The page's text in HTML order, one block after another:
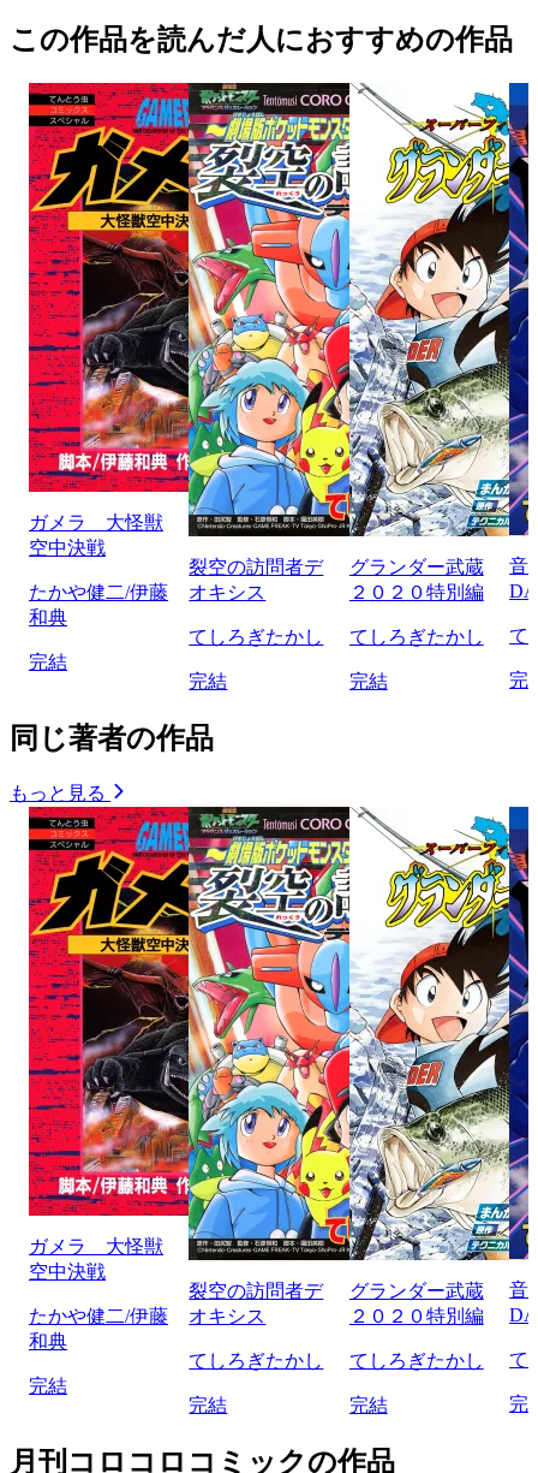
この作品を読んだ人におすすめの作品
ガメラ 大怪獣
空中決戦
たかや健二/伊藤
和典
完結
裂空の訪問者デ
オキシス
てしろぎたかし
完結
グランダー武蔵
２０２０特別編
てしろぎたかし
完結
音
て
完
同じ著者の作品
もっと見る
ガメラ 大怪獣
空中決戦
たかや健二/伊藤
和典
完結
裂空の訪問者デ
オキシス
てしろぎたかし
完結
グランダー武蔵
２０２０特別編
てしろぎたかし
完結
音
て
完
月刊コロコロコミックの作品